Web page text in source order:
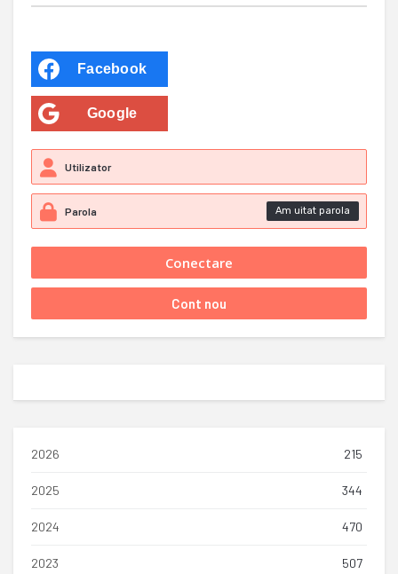
Facebook
Google
Am uitat parola
2026 215
2025 344
2024 470
2023 507